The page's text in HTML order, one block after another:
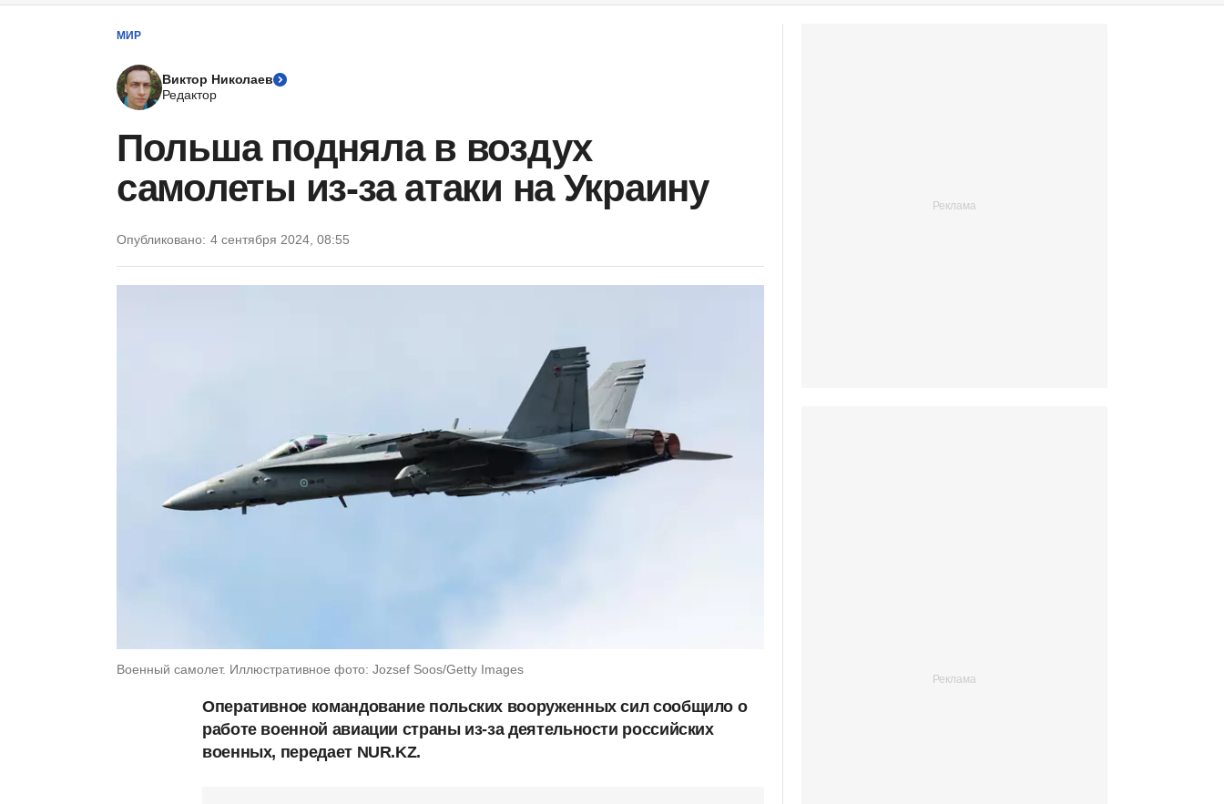
МИР
Виктор Николаев
Редактор
Польша подняла в воздух
самолеты из-за атаки на Украину
Опубликовано: 4 сентября 2024, 08:55
Военный самолет. Иллюстративное фото: Jozsef Soos/Getty Images
Оперативное командование польских вооруженных сил сообщило о
работе военной авиации страны из-за деятельности российских
военных, передает NUR.KZ.